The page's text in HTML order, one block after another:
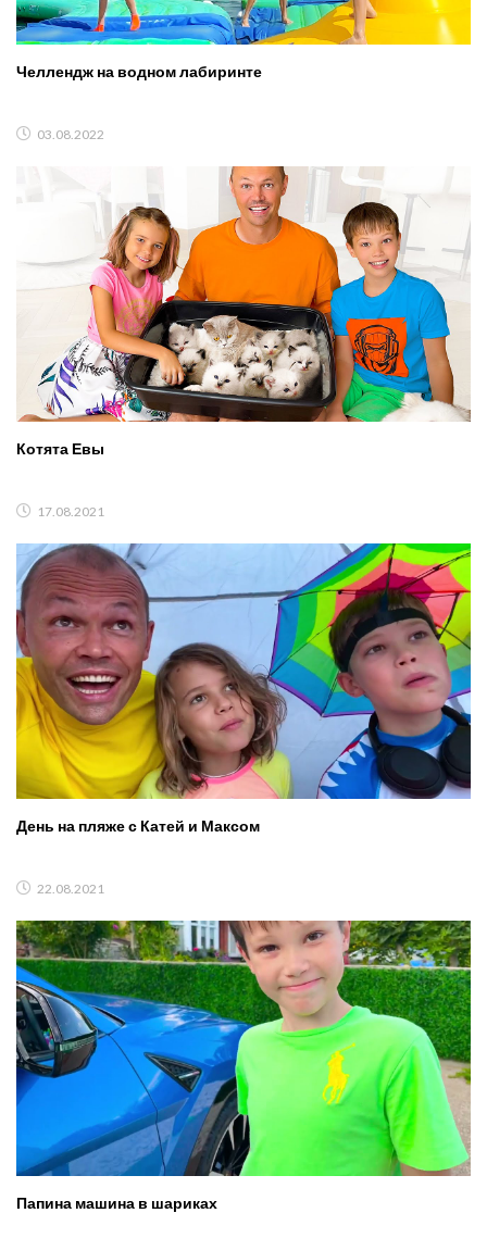
Челлендж на водном лабиринте
03.08.2022
Котята Евы
17.08.2021
День на пляже с Катей и Максом
22.08.2021
Папина машина в шариках